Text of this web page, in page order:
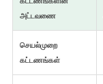
அட்டவணை
செயல்முறை
கட்டணங்கள்